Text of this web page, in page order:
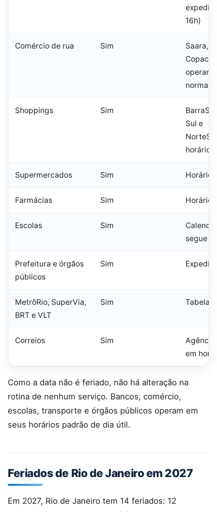
16h)
Comércio de rua Sim
Saara,
operam
Shoppings Sim
Sul e
horário
Supermercados Sim
Farmácias Sim
Escolas Sim
segue
Prefeitura e órgãos
públicos
Sim
MetrôRio, SuperVia,
BRT e VLT
Sim Tabela
Correios Sim
em
Como a data não é feriado, não há alteração na
rotina de nenhum serviço. Bancos, comércio,
escolas, transporte e órgãos públicos operam em
seus horários padrão de dia útil.
Feriados de Rio de Janeiro em 2027
Em 2027, Rio de Janeiro tem 14 feriados: 12